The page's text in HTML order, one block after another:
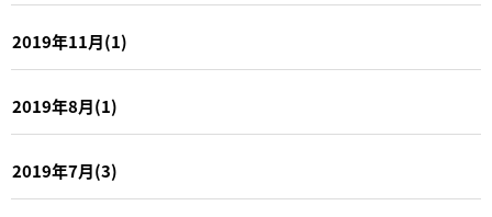
2019年11月(1)
2019年8月(1)
2019年7月(3)